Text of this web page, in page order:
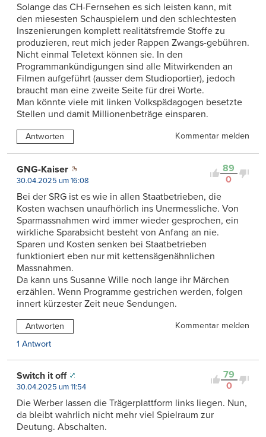
Solange das CH-Fernsehen es sich leisten kann, mit
den miesesten Schauspielern und den schlechtesten
Inszenierungen komplett realitätsfremde Stoffe zu
produzieren, reut mich jeder Rappen Zwangs-gebühren.
Nicht einmal Teletext können sie. In den
Programmankündigungen sind alle Mitwirkenden an
Filmen aufgeführt (ausser dem Studioportier), jedoch
braucht man eine zweite Seite für drei Worte.
Man könnte viele mit linken Volkspädagogen besetzte
Stellen und damit Millionenbeträge einsparen.
Antworten Kommentar melden
89
0
GNG-Kaiser
30.04.2025 um 16:08
Bei der SRG ist es wie in allen Staatbetrieben, die
Kosten wachsen unaufhörlich ins Unermessliche. Von
Sparmassnahmen wird immer wieder gesprochen, ein
wirkliche Sparabsicht besteht von Anfang an nie.
Sparen und Kosten senken bei Staatbetrieben
funktioniert eben nur mit kettensägenähnlichen
Massnahmen.
Da kann uns Susanne Wille noch lange ihr Märchen
erzählen. Wenn Programme gestrichen werden, folgen
innert kürzester Zeit neue Sendungen.
Antworten
Kommentar melden
1 Antwort
79
0
Switch it off
30.04.2025 um 11:54
Die Werber lassen die Trägerplattform links liegen. Nun,
da bleibt wahrlich nicht mehr viel Spielraum zur
Deutung. Abschalten.